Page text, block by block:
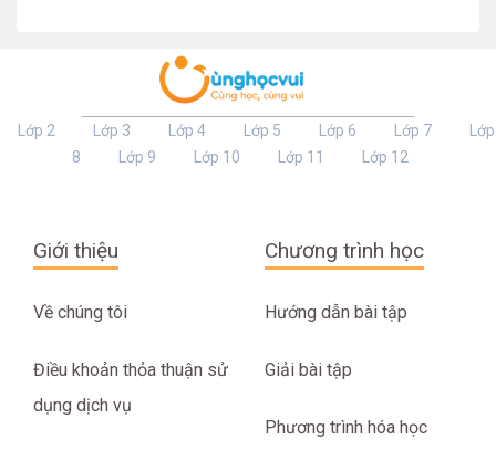
Lớp 2 Lớp 3 Lớp 4 Lớp 5 Lớp 6 Lớp 7
Lớp
8
Lớp 9 Lớp 10 Lớp 11 Lớp 12
Giới thiệu
Về chúng tôi
Điều khoản thỏa thuận sử
dụng dịch vụ
Chương trình học
Hướng dẫn bài tập
Giải bài tập
Phương trình hóa học